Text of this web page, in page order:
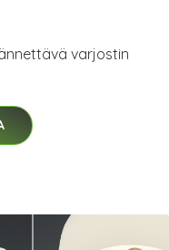
varjostin